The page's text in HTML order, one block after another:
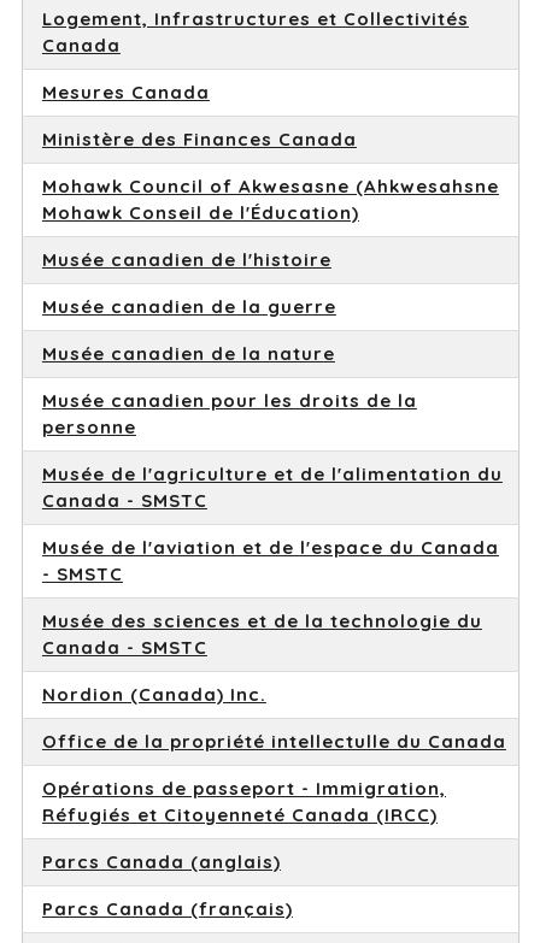
Logement, Infrastructures et Collectivités
Canada
Mesures Canada
Ministère des Finances Canada
Mohawk Council of Akwesasne (Ahkwesahsne
Mohawk Conseil de l'Éducation)
Musée canadien de l'histoire
Musée canadien de la guerre
Musée canadien de la nature
Musée canadien pour les droits de la
personne
Musée de l'agriculture et de l'alimentation du
Canada - SMSTC
Musée de l'aviation et de l'espace du Canada
- SMSTC
Musée des sciences et de la technologie du
Canada - SMSTC
Nordion (Canada) Inc.
Office de la propriété intellectulle du Canada
Opérations de passeport - Immigration,
Réfugiés et Citoyenneté Canada (IRCC)
Parcs Canada (anglais)
Parcs Canada (français)